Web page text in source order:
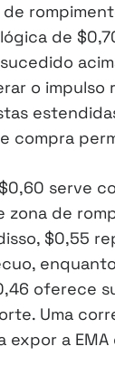
de
o impulso
compra
$0,60 serve
zona de
$0,55
oferece
Uma
a EMA